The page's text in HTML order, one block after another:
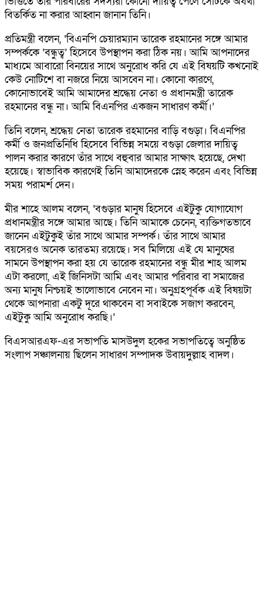
বিতর্কিত না করার আহ্বান জানান তিনি।
প্রতিমন্ত্রী বলেন, ‘বিএনপি চেয়ারম্যান তারেক রহমানের সঙ্গে আমার
সম্পর্ককে ‘বন্ধুত্ব’ হিসেবে উপস্থাপন করা ঠিক নয়। আমি আপনাদের
মাধ্যমে আবারো বিনয়ের সাথে অনুরোধ করি যে এই বিষয়টি কখনোই
কেউ নোটিশে বা নজরে নিয়ে আসবেন না। কোনো কারণে,
কোনোভাবেই আমি আমাদের শ্রদ্ধেয় নেতা ও প্রধানমন্ত্রী তারেক
রহমানের বন্ধু না। আমি বিএনপির একজন সাধারণ কর্মী।’
তিনি বলেন, শ্রদ্ধেয় নেতা তারেক রহমানের বাড়ি বগুড়া। বিএনপির
কর্মী ও জনপ্রতিনিধি হিসেবে বিভিন্ন সময়ে বগুড়া জেলার দায়িত্ব
পালন করার কারণে তাঁর সাথে বহুবার আমার সাক্ষাৎ হয়েছে, দেখা
হয়েছে। স্বাভাবিক কারণেই তিনি আমাদেরকে স্নেহ করেন এবং বিভিন্ন
সময় পরামর্শ দেন।
মীর শাহে আলম বলেন, ‘বগুড়ার মানুষ হিসেবে এইটুকু যোগাযোগ
প্রধানমন্ত্রীর সঙ্গে আমার আছে। তিনি আমাকে চেনেন, ব্যক্তিগতভাবে
জানেন এইটুকুই তাঁর সাথে আমার সম্পর্ক। তাঁর সাথে আমার
বয়সেরও অনেক তারতম্য রয়েছে। সব মিলিয়ে এই যে মানুষের
সামনে উপস্থাপন করা হয় যে তারেক রহমানের বন্ধু মীর শাহ আলম
এটা করলো, এই জিনিসটা আমি এবং আমার পরিবার বা সমাজের
অন্য মানুষ নিশ্চয়ই ভালোভাবে নেবেন না। অনুগ্রহপূর্বক এই বিষয়টা
থেকে আপনারা একটু দূরে থাকবেন বা সবাইকে সজাগ করবেন,
এইটুকু আমি অনুরোধ করছি।’
বিএসআরএফ-এর সভাপতি মাসউদুল হকের সভাপতিত্বে অনুষ্ঠিত
সংলাপ সঞ্চালনায় ছিলেন সাধারণ সম্পাদক উবায়দুল্লাহ বাদল।